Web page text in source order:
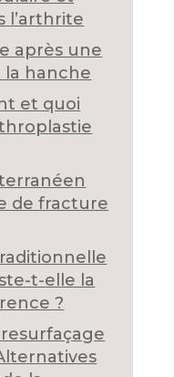
l’arthrite
après une
hanche
et quoi
de fracture
t-elle la
?